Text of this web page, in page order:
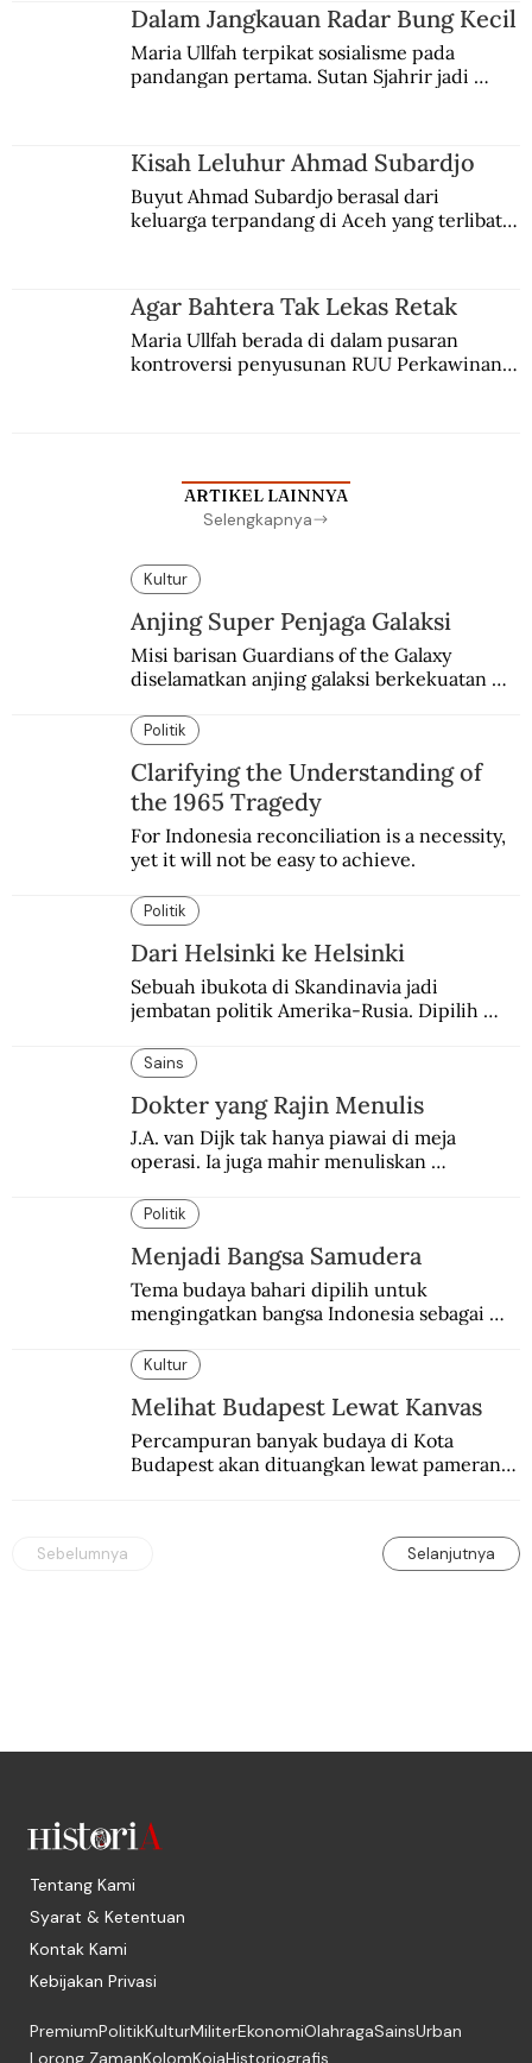
Jules Verne, Multatuli, hingga Sun Yat-sen.
Dalam Jangkauan Radar Bung Kecil
Maria Ullfah terpikat sosialisme pada
pandangan pertama. Sutan Sjahrir jadi
Kisah Leluhur Ahmad Subardjo
Buyut Ahmad Subardjo berasal dari
keluarga terpandang di Aceh yang terlibat
Agar Bahtera Tak Lekas Retak
Maria Ullfah berada di dalam pusaran
kontroversi penyusunan RUU Perkawinan.
ARTIKEL LAINNYA
Selengkapnya
Kultur
Anjing Super Penjaga Galaksi
Misi barisan Guardians of the Galaxy
diselamatkan anjing galaksi berkekuatan
si martir antariksa Soviet.
Politik
Clarifying the Understanding of
the 1965 Tragedy
For Indonesia reconciliation is a necessity,
yet it will not be easy to achieve.
Politik
Dari Helsinki ke Helsinki
Sebuah ibukota di Skandinavia jadi
jembatan politik Amerika-Rusia. Dipilih
Sains
Dokter yang Rajin Menulis
J.A. van Dijk tak hanya piawai di meja
operasi. Ia juga mahir menuliskan
Politik
Menjadi Bangsa Samudera
Tema budaya bahari dipilih untuk
mengingatkan bangsa Indonesia sebagai
penghubungnya.
Kultur
Melihat Budapest Lewat Kanvas
Percampuran banyak budaya di Kota
Budapest akan dituangkan lewat pameran
Sebelumnya Selanjutnya
Tentang Kami
Syarat & Ketentuan
Kontak Kami
Kebijakan Privasi
PremiumPolitikKulturMiliterEkonomiOlahragaSainsUrban
Lorong ZamanKolomKojaHistoriografis